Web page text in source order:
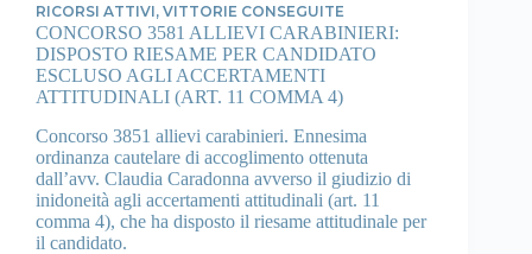
RICORSI ATTIVI, VITTORIE CONSEGUITE
CONCORSO 3581 ALLIEVI CARABINIERI:
DISPOSTO RIESAME PER CANDIDATO
ESCLUSO AGLI ACCERTAMENTI
ATTITUDINALI (ART. 11 COMMA 4)
Concorso 3851 allievi carabinieri. Ennesima
ordinanza cautelare di accoglimento ottenuta
dall’avv. Claudia Caradonna avverso il giudizio di
inidoneità agli accertamenti attitudinali (art. 11
comma 4), che ha disposto il riesame attitudinale per
il candidato.